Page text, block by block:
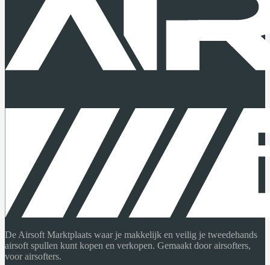
De Airsoft Marktplaats waar je makkelijk en veilig je tweedehands
airsoft spullen kunt kopen en verkopen. Gemaakt door airsofters,
voor airsofters.